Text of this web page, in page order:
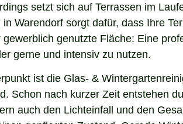
setzt sich auf Terrassen im
in Warendorf sorgt dafür, dass Ihre
genutzte Fläche: Eine
gerne und intensiv zu nutzen.
ist die Glas- &
Schon nach kurzer Zeit entstehen
auch den Lichteinfall und den